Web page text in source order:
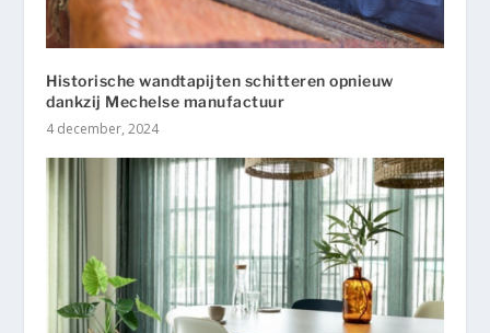
Historische wandtapijten schitteren opnieuw
dankzij Mechelse manufactuur
4 december, 2024